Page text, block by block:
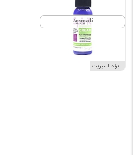
ناموجود
برند اسپریت